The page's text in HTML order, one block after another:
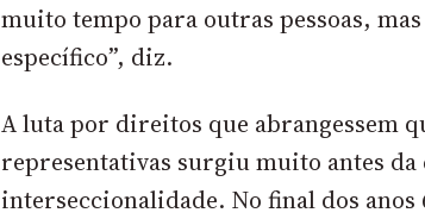
muito tempo para outras pessoas,
específico”, diz.
A luta por direitos que abrangessem
representativas surgiu muito antes
interseccionalidade. No final dos anos